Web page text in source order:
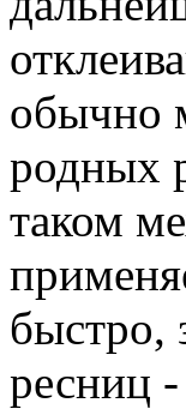
обычно
родных
таком
быстро,
ресниц